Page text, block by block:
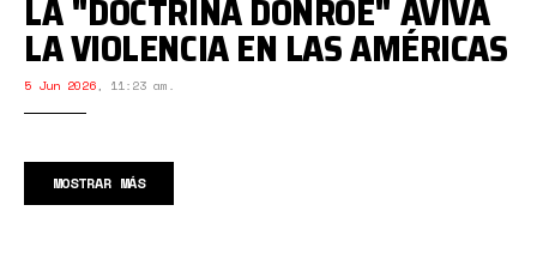
LA "DOCTRINA DONROE" AVIVA
LA VIOLENCIA EN LAS AMÉRICAS
5 Jun 2026, 11:23 am.
MOSTRAR MÁS